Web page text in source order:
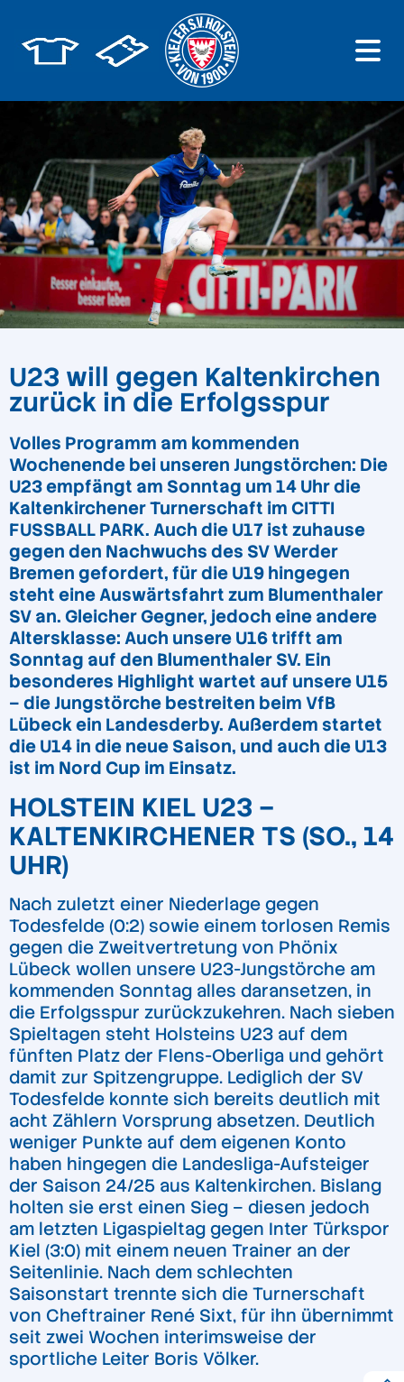
U23 will gegen Kaltenkirchen
zurück in die Erfolgsspur
Volles Programm am kommenden
Wochenende bei unseren Jungstörchen: Die
U23 empfängt am Sonntag um 14 Uhr die
Kaltenkirchener Turnerschaft im CITTI
FUSSBALL PARK. Auch die U17 ist zuhause
gegen den Nachwuchs des SV Werder
Bremen gefordert, für die U19 hingegen
steht eine Auswärtsfahrt zum Blumenthaler
SV an. Gleicher Gegner, jedoch eine andere
Altersklasse: Auch unsere U16 trifft am
Sonntag auf den Blumenthaler SV. Ein
besonderes Highlight wartet auf unsere U15
– die Jungstörche bestreiten beim VfB
Lübeck ein Landesderby. Außerdem startet
die U14 in die neue Saison, und auch die U13
ist im Nord Cup im Einsatz.
HOLSTEIN KIEL U23 –
KALTENKIRCHENER TS (SO., 14
UHR)
Nach zuletzt einer Niederlage gegen
Todesfelde (0:2) sowie einem torlosen Remis
gegen die Zweitvertretung von Phönix
Lübeck wollen unsere U23-Jungstörche am
kommenden Sonntag alles daransetzen, in
die Erfolgsspur zurückzukehren. Nach sieben
Spieltagen steht Holsteins U23 auf dem
fünften Platz der Flens-Oberliga und gehört
damit zur Spitzengruppe. Lediglich der SV
Todesfelde konnte sich bereits deutlich mit
acht Zählern Vorsprung absetzen. Deutlich
weniger Punkte auf dem eigenen Konto
haben hingegen die Landesliga-Aufsteiger
der Saison 24/25 aus Kaltenkirchen. Bislang
holten sie erst einen Sieg – diesen jedoch
am letzten Ligaspieltag gegen Inter Türkspor
Kiel (3:0) mit einem neuen Trainer an der
Seitenlinie. Nach dem schlechten
Saisonstart trennte sich die Turnerschaft
von Cheftrainer René Sixt, für ihn übernimmt
seit zwei Wochen interimsweise der
sportliche Leiter Boris Völker.